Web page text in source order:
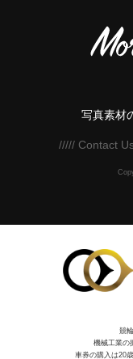
写真素材
///// Contact
競
機械⼯業の
車券の購入は20